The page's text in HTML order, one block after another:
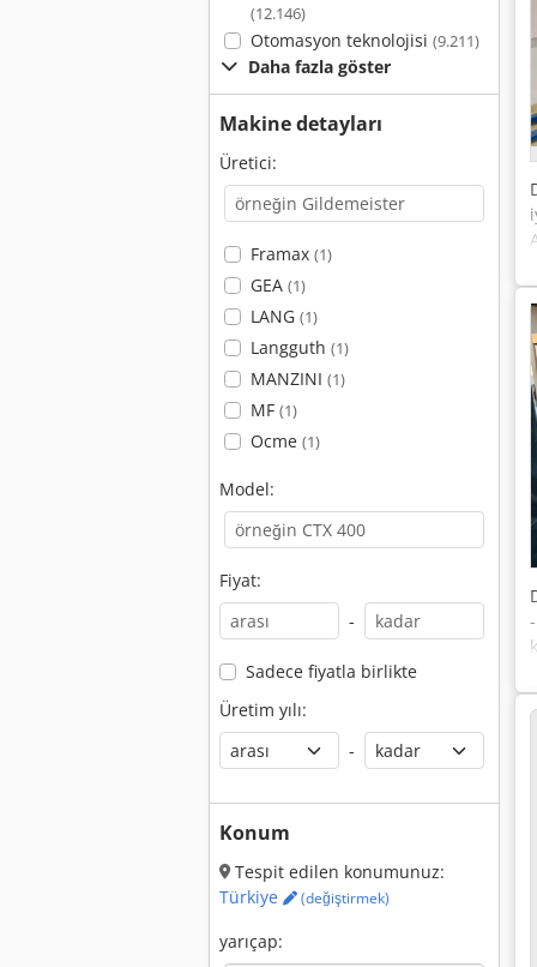
(12.146)
Otomasyon teknolojisi (9.211)
Daha fazla göster
Makine detayları
Üretici:
Framax (1)
GEA (1)
LANG (1)
Langguth (1)
MANZINI (1)
MF (1)
Ocme (1)
Model:
Fiyat:
-
Sadece fiyatla birlikte
Üretim yılı:
-
Konum
Tespit edilen konumunuz:
Türkiye
(değiştirmek)
yarıçap: